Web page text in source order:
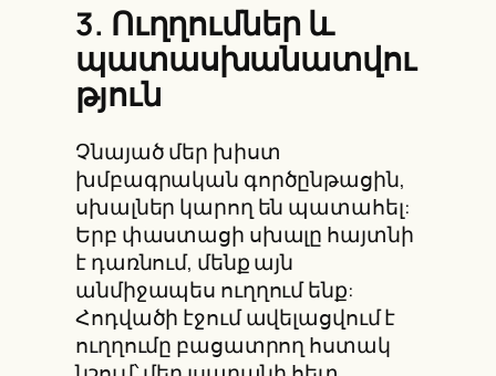
3. Ուղղումներ և
պատասխանատվու
թյուն
Չնայած մեր խիստ
խմբագրական գործընթացին,
սխալներ կարող են պատահել:
Երբ փաստացի սխալը հայտնի
է դառնում, մենք այն
անմիջապես ուղղում ենք:
Հոդվածի էջում ավելացվում է
ուղղումը բացատրող հստակ